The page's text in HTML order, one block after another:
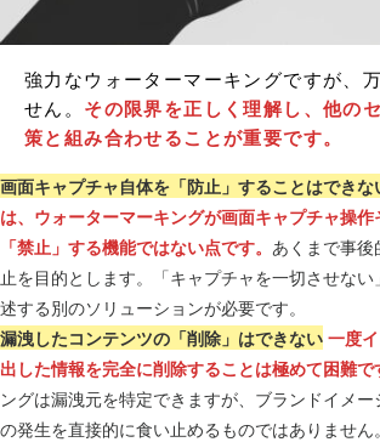
強力なウォーターマーキングですが、
せん。 その限界を正しく理解し、他の
策と組み合わせることが重要です。
画面キャプチャ自体を「防止」することはできな
は、ウォーターマーキングが画面キャプチャ操
「禁止」する機能ではない点です。 あくまで事後
止を目的とします。「キャプチャを一切させな
述する別のソリューションが必要です。
漏洩したコンテンツの「削除」はできない 一度
出した情報を完全に削除することは極めて困難で
ングは漏洩元を特定できますが、ブランドイメ
の発生を直接的に食い止めるものではありませ